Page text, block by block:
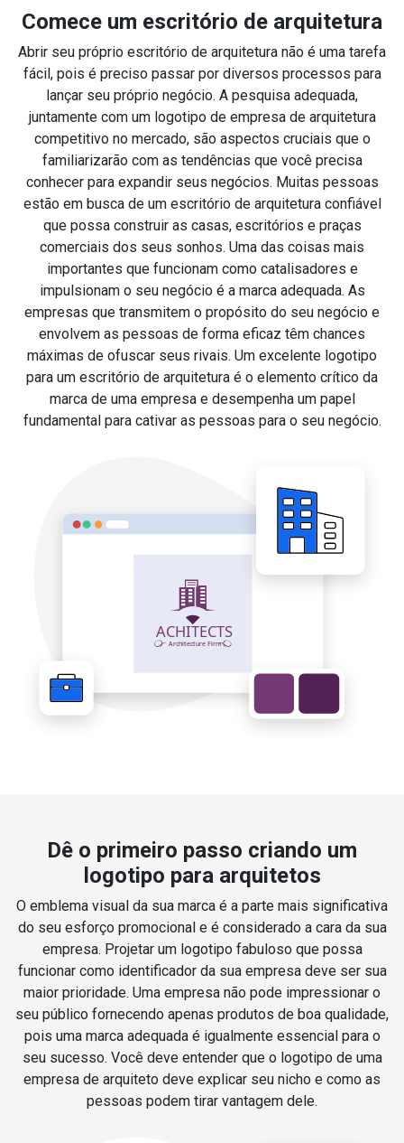
Comece um escritório de arquitetura
Abrir seu próprio escritório de arquitetura não é uma tarefa
fácil, pois é preciso passar por diversos processos para
lançar seu próprio negócio. A pesquisa adequada,
juntamente com um logotipo de empresa de arquitetura
competitivo no mercado, são aspectos cruciais que o
familiarizarão com as tendências que você precisa
conhecer para expandir seus negócios. Muitas pessoas
estão em busca de um escritório de arquitetura confiável
que possa construir as casas, escritórios e praças
comerciais dos seus sonhos. Uma das coisas mais
importantes que funcionam como catalisadores e
impulsionam o seu negócio é a marca adequada. As
empresas que transmitem o propósito do seu negócio e
envolvem as pessoas de forma eficaz têm chances
máximas de ofuscar seus rivais. Um excelente logotipo
para um escritório de arquitetura é o elemento crítico da
marca de uma empresa e desempenha um papel
fundamental para cativar as pessoas para o seu negócio.
Dê o primeiro passo criando um
logotipo para arquitetos
O emblema visual da sua marca é a parte mais significativa
do seu esforço promocional e é considerado a cara da sua
empresa. Projetar um logotipo fabuloso que possa
funcionar como identificador da sua empresa deve ser sua
maior prioridade. Uma empresa não pode impressionar o
seu público fornecendo apenas produtos de boa qualidade,
pois uma marca adequada é igualmente essencial para o
seu sucesso. Você deve entender que o logotipo de uma
empresa de arquiteto deve explicar seu nicho e como as
pessoas podem tirar vantagem dele.